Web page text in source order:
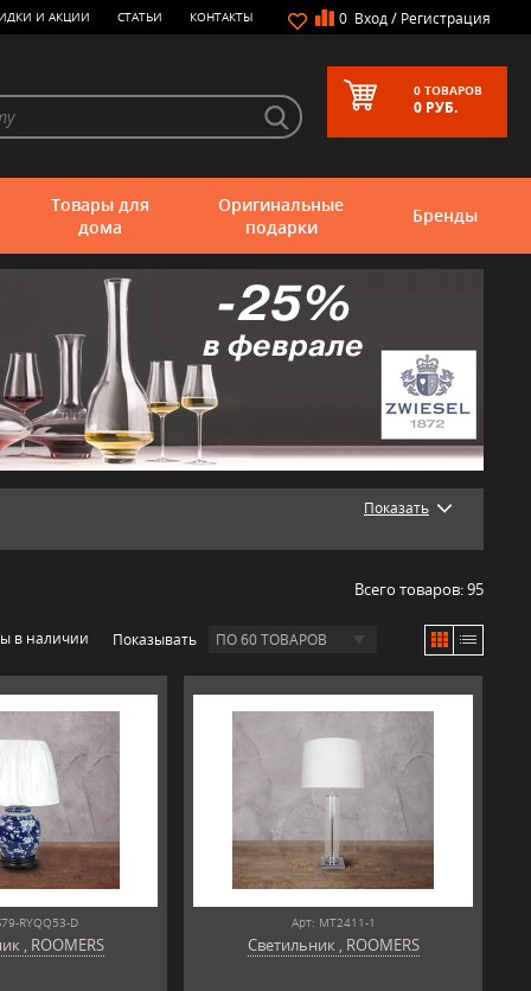
0 Вход/ Регистрация
И АКЦИИ СТАТЬИ КОНТАКТЫ
0 ТОВАРОВ
0 РУБ.
Товары для
дома
Оригинальные
подарки
Бренды
Показать
Всего товаров:95
в наличии Показывать ПО 60 ТОВАРОВ
RYQQ53-D
, ROOMERS
Арт: MT2411-1
Светильник , ROOMERS